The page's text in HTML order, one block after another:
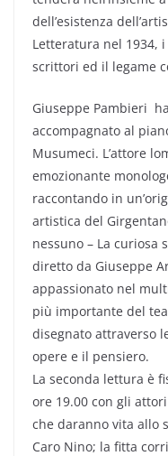
dell’esistenza
Letteratura nel 1934,
scrittori ed il legame
Giuseppe Pambieri
accompagnato al
Musumeci. L’attore
emozionante
raccontando in
artistica del
nessuno – La curiosa
diretto da Giuseppe
appassionato nel
più importante del
disegnato attraverso
opere e il pensiero.
La seconda lettura è
ore 19.00 con gli
che daranno vita allo
Caro Nino; la fitta